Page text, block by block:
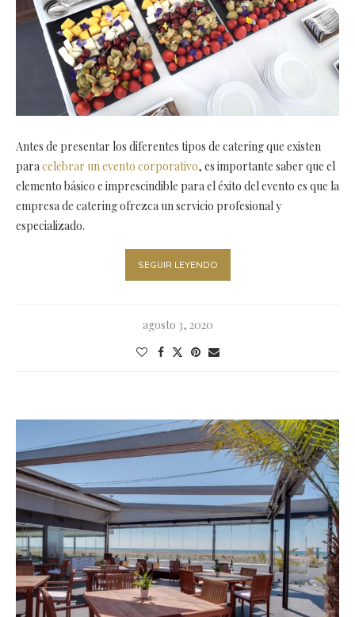
Antes de presentar los diferentes tipos de catering que existen
paracelebrar un evento corporativo, es importante saber que el
elemento básico e imprescindible para el éxito del evento es que la
empresa de catering ofrezca un servicio profesional y
especializado.
SEGUIR LEYENDO
agosto 3, 2020